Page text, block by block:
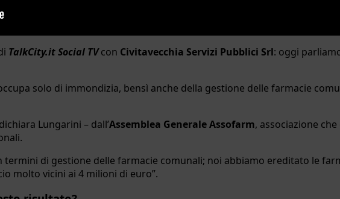
TalkCity.it Social TVcon Civitavecchia Servizi Pubblici Srl: oggi
solo di immondizia, bensì anche della gestione delle farmacie
Lungarini – dall’Assemblea Generale Assofarm, associazione
termini di gestione delle farmacie comunali; noi abbiamo ereditato le
molto vicini ai 4 milioni di euro”.